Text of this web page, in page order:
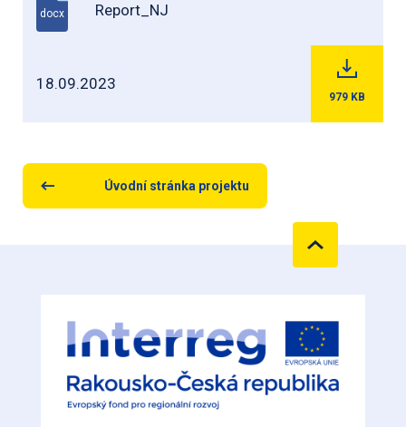
docx Report_NJ
18.09.2023
979 KB
Úvodní stránka projektu